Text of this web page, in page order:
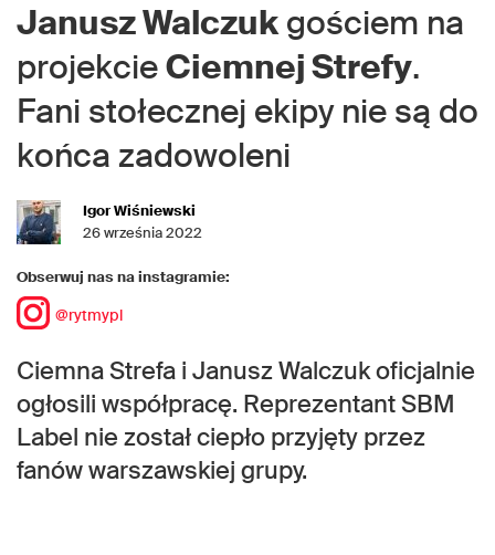
Janusz Walczukgościem na
projekcieCiemnej Strefy.
Fani stołecznej ekipy nie są do
końca zadowoleni
Igor Wiśniewski
26 września 2022
Obserwuj nas na instagramie:
@rytmypl
Ciemna Strefa i Janusz Walczuk oficjalnie
ogłosili współpracę. Reprezentant SBM
Label nie został ciepło przyjęty przez
fanów warszawskiej grupy.